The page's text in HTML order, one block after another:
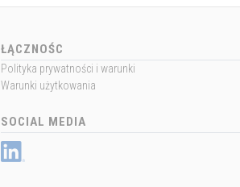
ŁĄCZNOŚC
Polityka prywatności i warunki
Warunki użytkowania
SOCIAL MEDIA